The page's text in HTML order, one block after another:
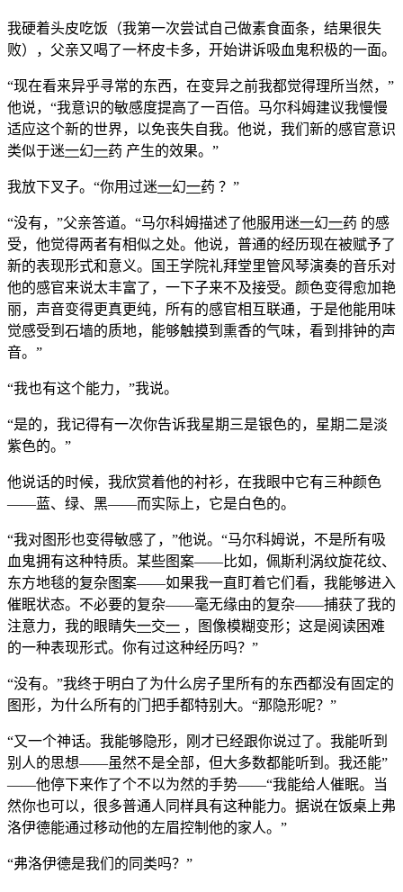
我硬着头皮吃饭（我第一次尝试自己做素食面条，结果很失
败），父亲又喝了一杯皮卡多，开始讲诉吸血鬼积极的一面。
“现在看来异乎寻常的东西，在变异之前我都觉得理所当然，”
他说，“我意识的敏感度提高了一百倍。马尔科姆建议我慢慢
适应这个新的世界，以免丧失自我。他说，我们新的感官意识
类似于迷一幻一药 产生的效果。”
我放下叉子。“你用过迷一幻一药 ？”
“没有，”父亲答道。“马尔科姆描述了他服用迷一幻一药 的感
受，他觉得两者有相似之处。他说，普通的经历现在被赋予了
新的表现形式和意义。国王学院礼拜堂里管风琴演奏的音乐对
他的感官来说太丰富了，一下子来不及接受。颜色变得愈加艳
丽，声音变得更真更纯，所有的感官相互联通，于是他能用味
觉感受到石墙的质地，能够触摸到熏香的气味，看到排钟的声
音。”
“我也有这个能力，”我说。
“是的，我记得有一次你告诉我星期三是银色的，星期二是淡
紫色的。”
他说话的时候，我欣赏着他的衬衫，在我眼中它有三种颜色
——蓝、绿、黑——而实际上，它是白色的。
“我对图形也变得敏感了，”他说。“马尔科姆说，不是所有吸
血鬼拥有这种特质。某些图案——比如，佩斯利涡纹旋花纹、
东方地毯的复杂图案——如果我一直盯着它们看，我能够进入
催眠状态。不必要的复杂——毫无缘由的复杂——捕获了我的
注意力，我的眼睛失一交一 ，图像模糊变形；这是阅读困难
的一种表现形式。你有过这种经历吗？”
“没有。”我终于明白了为什么房子里所有的东西都没有固定的
图形，为什么所有的门把手都特别大。“那隐形呢？”
“又一个神话。我能够隐形，刚才已经跟你说过了。我能听到
别人的思想——虽然不是全部，但大多数都能听到。我还能”
——他停下来作了个不以为然的手势——“我能给人催眠。当
然你也可以，很多普通人同样具有这种能力。据说在饭桌上弗
洛伊德能通过移动他的左眉控制他的家人。”
“弗洛伊德是我们的同类吗？”